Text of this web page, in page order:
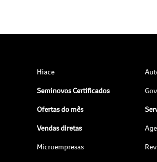
Hiace
Seminovos Certificados
Ofertas do mês
Vendas diretas
Microempresas